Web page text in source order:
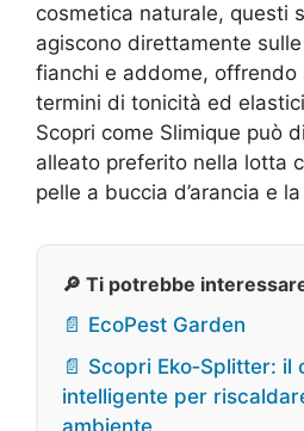
cosmetica naturale, questi
agiscono direttamente
fianchi e addome, offrendo
termini di tonicità ed
Scopri come Slimique può
alleato preferito nella lotta
pelle a buccia d’arancia e
🔎 Ti potrebbe
📄 EcoPest Garden
📄 Scopri Eko‑Splitter: il
intelligente per
ambiente